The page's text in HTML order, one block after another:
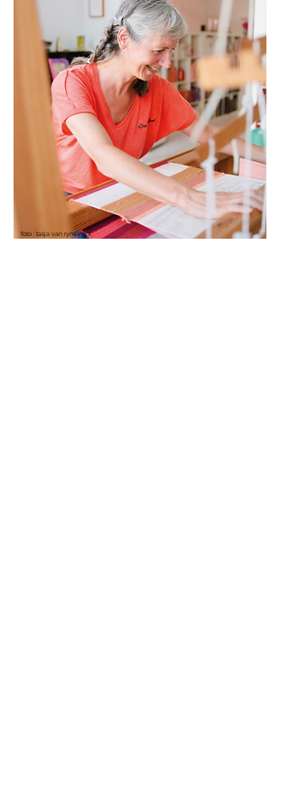
foto : tasja van rymenant